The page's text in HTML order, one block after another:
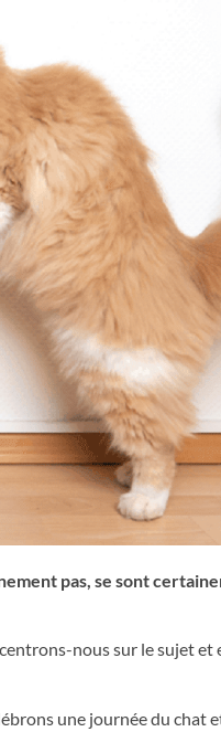
pas, se sont
nous sur le sujet et
une journée du chat